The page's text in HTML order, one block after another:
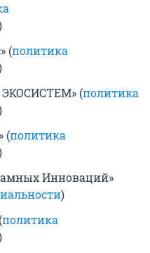
(политика
(политика
(политика
Инноваций»
)
политика